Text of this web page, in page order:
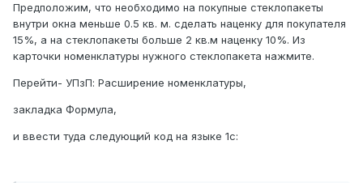
Предположим, что необходимо на покупные стеклопакеты
внутри окна меньше 0.5 кв. м. сделать наценку для покупателя
15%, а на стеклопакеты больше 2 кв.м наценку 10%. Из
карточки номенклатуры нужного стеклопакета нажмите.
Перейти- УПзП: Расширение номенклатуры,
закладка Формула,
и ввести туда следующий код на языке 1с: